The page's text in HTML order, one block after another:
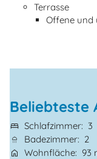
Terrasse
Offene und
Beliebteste
Schlafzimmer
3
Badezimmer
2
Wohnfläche
93